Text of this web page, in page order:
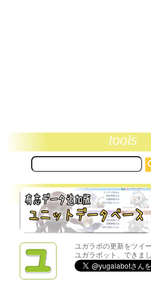
tools
サ
イ
内
検
索:
ユガラボの更新をツイ
ユガラボット、できま